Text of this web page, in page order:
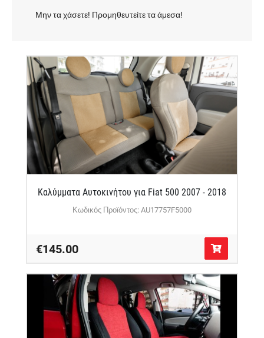
Μην τα χάσετε! Προμηθευτείτε τα άμεσα!
Καλύμματα Αυτοκινήτου για Fiat 500 2007 - 2018
Κωδικός Προϊόντος: AU17757F5000
€145.00